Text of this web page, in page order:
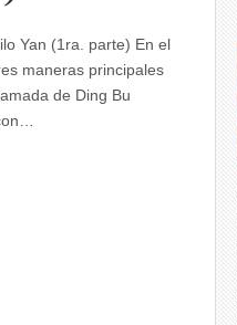
Yan (1ra. parte) En el
maneras principales
de Ding Bu